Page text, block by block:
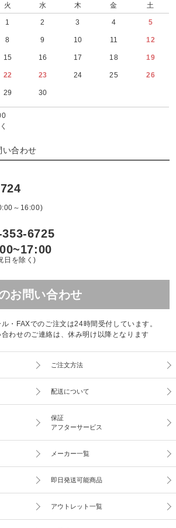
火 水 木 金 土
1 2 3 4 5
8 9 10 11 12
15 16 17 18 19
22 23 24 25 26
29 30
い合わせ
～16:00)
6725
日を除く)
お問い合わせ
・FAXでのご注文は24時間受付しています。
わせのご連絡は、休み明け以降となります
ご注文方法
配送について
保証
アフターサービス
メーカー一覧
即日発送可能商品
アウトレット一覧